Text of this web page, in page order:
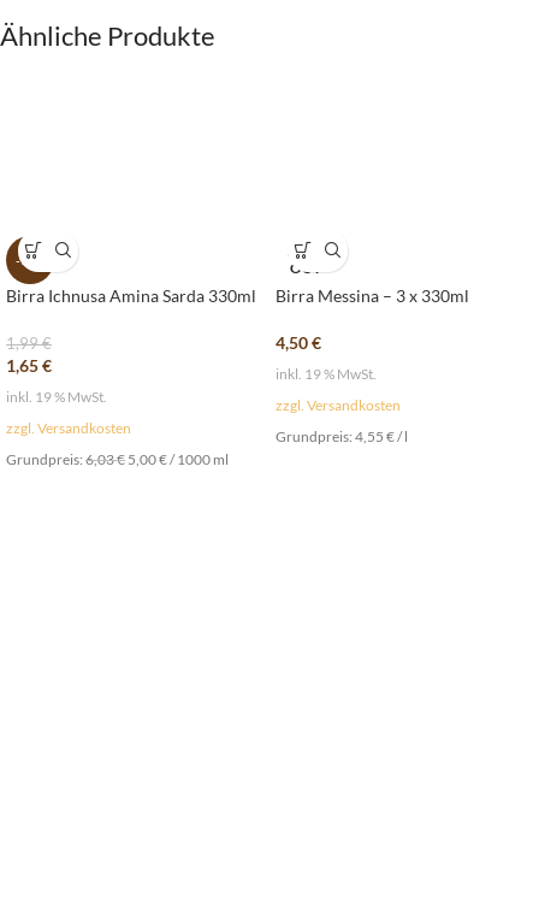
Ähnliche Produkte
-17%
Birra Ichnusa Amina Sarda 330ml
1,99€
1,65€
inkl. 19 % MwSt.
zzgl. Versandkosten
Grundpreis: 6,03€ 5,00€/1000 ml
SOLD
OUT
Birra Messina – 3 x 330ml
4,50€
inkl. 19 % MwSt.
zzgl. Versandkosten
Grundpreis: 4,55 €/l